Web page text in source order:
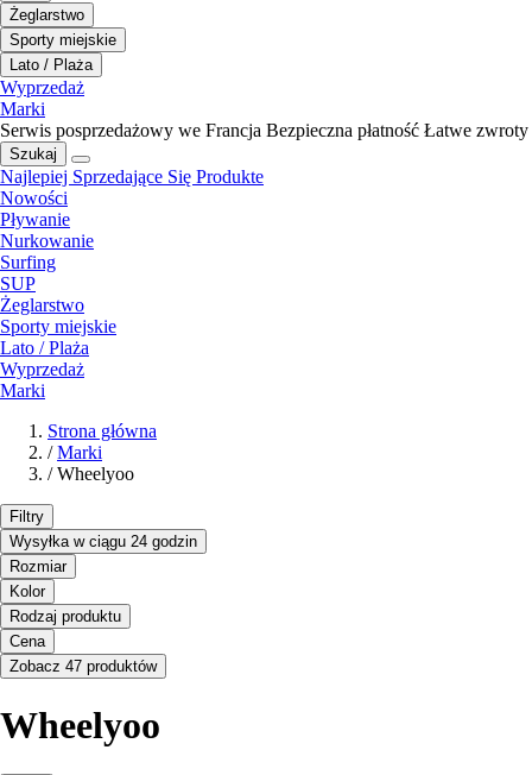
Żeglarstwo
Sporty miejskie
Lato / Plaża
Wyprzedaż
Marki
Serwis posprzedażowy we Francja Bezpieczna płatność Łatwe zwroty
Szukaj
Najlepiej Sprzedające Się Produkte
Nowości
Pływanie
Nurkowanie
Surfing
SUP
Żeglarstwo
Sporty miejskie
Lato / Plaża
Wyprzedaż
Marki
Strona główna
/ Marki
/ Wheelyoo
Filtry
Wysyłka w ciągu 24 godzin
Rozmiar
Kolor
Rodzaj produktu
Cena
Zobacz 47 produktów
Wheelyoo